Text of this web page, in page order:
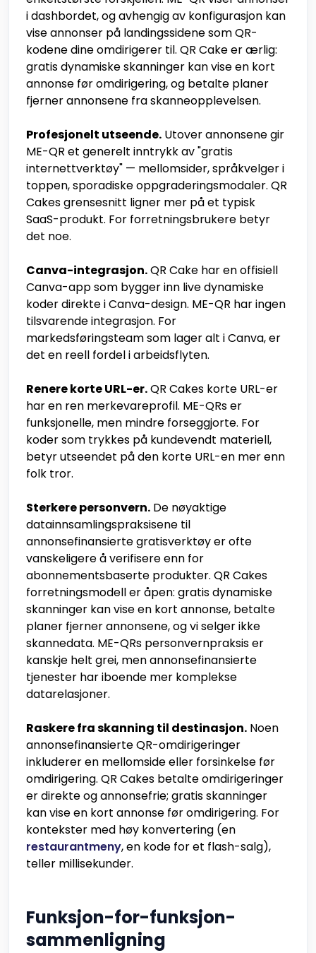
i dashbordet, og avhengig av konfigurasjon kan
vise annonser på landingssidene som QR-
kodene dine omdirigerer til. QR Cake er ærlig:
gratis dynamiske skanninger kan vise en kort
annonse før omdirigering, og betalte planer
fjerner annonsene fra skanneopplevelsen.
Profesjonelt utseende. Utover annonsene gir
ME-QR et generelt inntrykk av "gratis
internettverktøy" — mellomsider, språkvelger i
toppen, sporadiske oppgraderingsmodaler. QR
Cakes grensesnitt ligner mer på et typisk
SaaS-produkt. For forretningsbrukere betyr
det noe.
Canva-integrasjon.QR Cake har en offisiell
Canva-app som bygger inn live dynamiske
koder direkte i Canva-design. ME-QR har ingen
tilsvarende integrasjon. For
markedsføringsteam som lager alt i Canva, er
det en reell fordel i arbeidsflyten.
Renere korte URL-er.QR Cakes korte URL-er
har en ren merkevareprofil. ME-QRs er
funksjonelle, men mindre forseggjorte. For
koder som trykkes på kundevendt materiell,
betyr utseendet på den korte URL-en mer enn
folk tror.
Sterkere personvern. De nøyaktige
datainnsamlingspraksisene til
annonsefinansierte gratisverktøy er ofte
vanskeligere å verifisere enn for
abonnementsbaserte produkter. QR Cakes
forretningsmodell er åpen: gratis dynamiske
skanninger kan vise en kort annonse, betalte
planer fjerner annonsene, og vi selger ikke
skannedata. ME-QRs personvernpraksis er
kanskje helt grei, men annonsefinansierte
tjenester har iboende mer komplekse
datarelasjoner.
Raskere fra skanning til destinasjon. Noen
annonsefinansierte QR-omdirigeringer
inkluderer en mellomside eller forsinkelse før
omdirigering. QR Cakes betalte omdirigeringer
er direkte og annonsefrie; gratis skanninger
kan vise en kort annonse før omdirigering. For
kontekster med høy konvertering (en
restaurantmeny, en kode for et flash-salg),
teller millisekunder.
Funksjon-for-funksjon-
sammenligning